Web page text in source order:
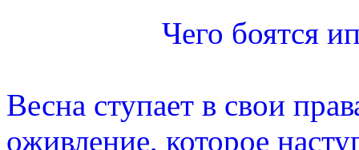
Чего боятся
Весна ступает в свои
оживление, которое